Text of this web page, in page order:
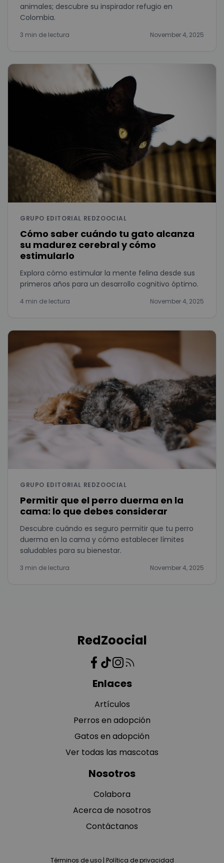
animales; descubre su inspirador refugio en
Colombia.
3 min de lectura November 4, 2025
GRUPO EDITORIAL REDZOOCIAL
Cómo saber cuándo tu gato alcanza
su madurez cerebral y cómo
estimularlo
Explora cómo estimular la mente felina desde sus
primeros años para un desarrollo cognitivo óptimo.
4 min de lectura November 4, 2025
GRUPO EDITORIAL REDZOOCIAL
Permitir que el perro duerma en la
cama: lo que debes considerar
Descubre cuándo es seguro permitir que tu perro
duerma en la cama y cómo establecer límites
saludables para su bienestar.
3 min de lectura November 4, 2025
RedZoocial
Enlaces
Artículos
Perros en adopción
Gatos en adopción
Ver todas las mascotas
Nosotros
Colabora
Acerca de nosotros
Contáctanos
Términos de uso| Política de privacidad